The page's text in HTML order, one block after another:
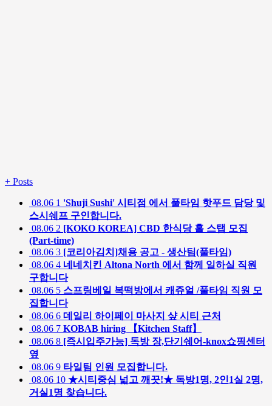
+ Posts
08.06 1 'Shuji Sushi' 시티점 에서 풀타임 핫푸드 담당 및
스시쉐프 구인합니다.
08.06 2 [KOKO KOREA] CBD 한식당 홀 스탭 모집
(Part-time)
08.06 3 [코리아김치]채용 공고 - 생산팀(풀타임)
08.06 4 네네치킨 Altona North 에서 함께 일하실 직원
구합니다
08.06 5 스프링베일 복떡방에서 캐쥬얼 /풀타임 직원 모
집합니다
08.06 6 데일리 하이페이 마사지 샾 시티 근처
08.06 7 KOBAB hiring 【Kitchen Staff】
08.06 8 [즉시입주가능] 독방 장,단기쉐어-knox쇼핑센터
옆
08.06 9 타일팀 인원 모집합니다.
08.06 10 ★시티중심 넓고 깨끗!★ 독방1명, 2인1실 2명,
거실1명 찾습니다.